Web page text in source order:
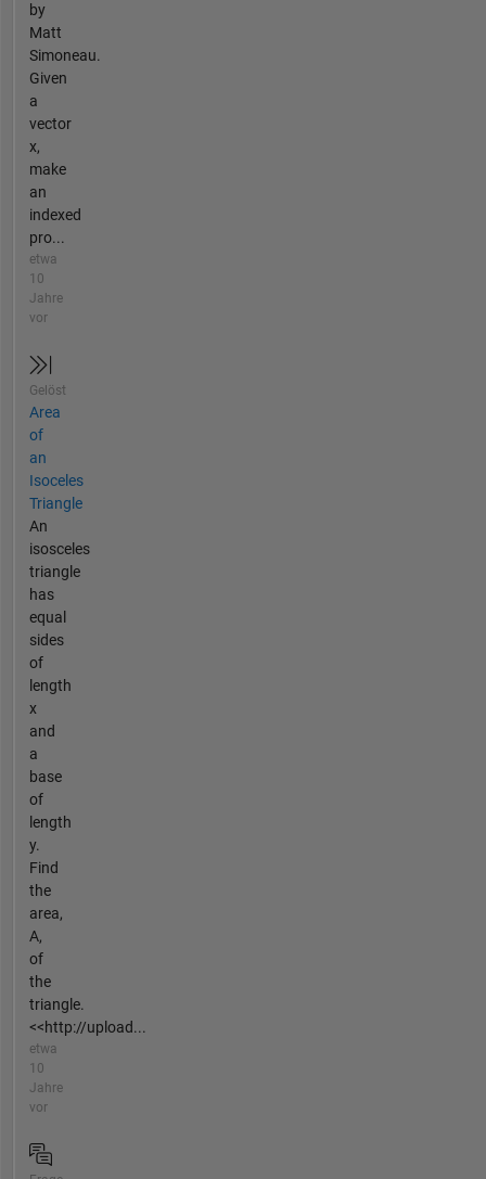
by
Matt
Simoneau.
Given
a
vector
x,
make
an
indexed
pro...
etwa
10
Jahre
vor
Gelöst
Area
of
an
Isoceles
Triangle
An
isosceles
triangle
has
equal
sides
of
length
x
and
a
base
of
length
y.
Find
the
area,
A,
of
the
triangle.
<<http://upload...
etwa
10
Jahre
vor